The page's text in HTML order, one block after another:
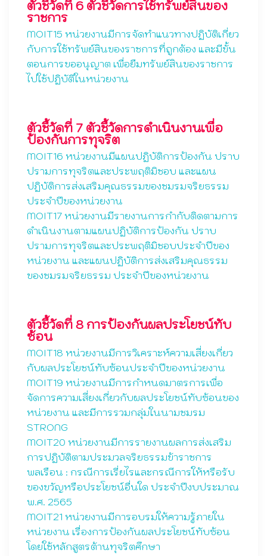
ตัวชี้วัดที่ 6 ตัวชี้วัดการใช้ทรัพย์สินของ
ราชการ
MOIT15 หน่วยงานมีการจัดทำแนวทางปฏิบัติเกี่ยว
กับการใช้ทรัพย์สินของราชการที่ถูกต้อง และมีขั้น
ตอนการขออนุญาต เพื่อยืมทรัพย์สินของราชการ
ไปใช้ปฏิบัติในหน่วยงาน
ตัวชี้วัดที่ 7 ตัวชี้วัดการดำเนินงานเพื่อ
ป้องกันการทุจริต
MOIT16 หน่วยงานมีแผนปฏิบัติการป้องกัน ปราบ
ปรามการทุจริตและประพฤติมิชอบ และแผน
ปฏิบัติการส่งเสริมคุณธรรมของชมรมจริยธรรม
ประจำปีของหน่วยงาน
MOIT17 หน่วยงานมีรายงานการกำกับติดตามการ
ดำเนินงานตามแผนปฏิบัติการป้องกัน ปราบ
ปรามการทุจริตและประพฤติมิชอบประจำปีของ
หน่วยงาน และแผนปฏิบัติการส่งเสริมคุณธรรม
ของชมรมจริยธรรม ประจำปีของหน่วยงาน
ตัวชี้วัดที่ 8 การป้องกันผลประโยชน์ทับ
ซ้อน
MOIT18 หน่วยงานมีการวิเคราะห์ความเสี่ยงเกี่ยว
กับผลประโยชน์ทับซ้อนประจำปีของหน่วยงาน
MOIT19 หน่วยงานมีการกำหนดมาตรการเพื่อ
จัดการความเสี่ยงเกี่ยวกับผลประโยชน์ทับซ้อนของ
หน่วยงาน และมีการรวมกลุ่มในนามชมรม
STRONG
MOIT20 หน่วยงานมีการรายงานผลการส่งเสริม
การปฏิบัติตามประมวลจริยธรรมข้าราชการ
พลเรือน : กรณีการเรี่ยไรและกรณีการให้หรือรับ
ของขวัญหรือประโยชน์อื่นใด ประจำปีงบประมาณ
พ.ศ. 2565
MOIT21 หน่วยงานมีการอบรมให้ความรู้ภายใน
หน่วยงาน เรื่องการป้องกันผลประโยชน์ทับซ้อน
โดยใช้หลักสูตรต้านทุจริตศึกษา